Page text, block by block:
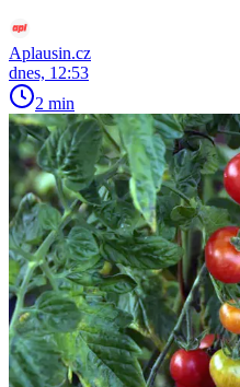
Aplausin.cz
dnes, 12:53
2 min